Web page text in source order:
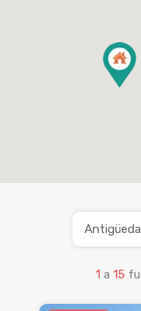
1 a 15